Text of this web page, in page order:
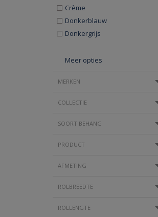
Crème
Donkerblauw
Donkergrijs
Meer opties
MERKEN
COLLECTIE
SOORT BEHANG
PRODUCT
AFMETING
ROLBREEDTE
ROLLENGTE